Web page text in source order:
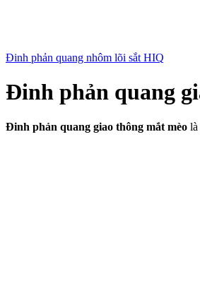
Đinh phản quang nhôm lõi sắt HIQ
Đinh phản quang
Đinh phản quang giao thông mắt mèo là